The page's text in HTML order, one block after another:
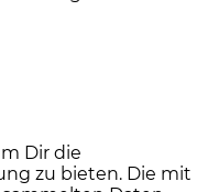
Dir die
zu bieten. Die mit